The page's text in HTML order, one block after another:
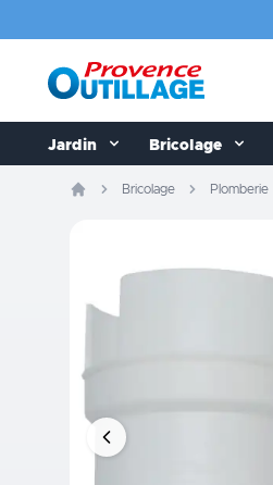
Jardin Bricolage
Bricolage Plomberie